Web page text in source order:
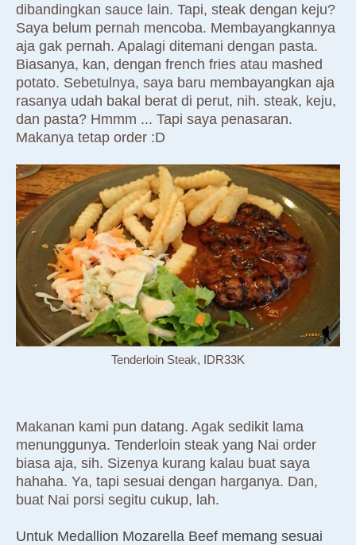
dibandingkan sauce lain. Tapi, steak dengan keju?
Saya belum pernah mencoba. Membayangkannya
aja gak pernah. Apalagi ditemani dengan pasta.
Biasanya, kan, dengan french fries atau mashed
potato. Sebetulnya, saya baru membayangkan aja
rasanya udah bakal berat di perut, nih. steak, keju,
dan pasta? Hmmm ... Tapi saya penasaran.
Makanya tetap order :D
Tenderloin Steak, IDR33K
Makanan kami pun datang. Agak sedikit lama
menunggunya. Tenderloin steak yang Nai order
biasa aja, sih. Sizenya kurang kalau buat saya
hahaha. Ya, tapi sesuai dengan harganya. Dan,
buat Nai porsi segitu cukup, lah.
Untuk Medallion Mozarella Beef memang sesuai